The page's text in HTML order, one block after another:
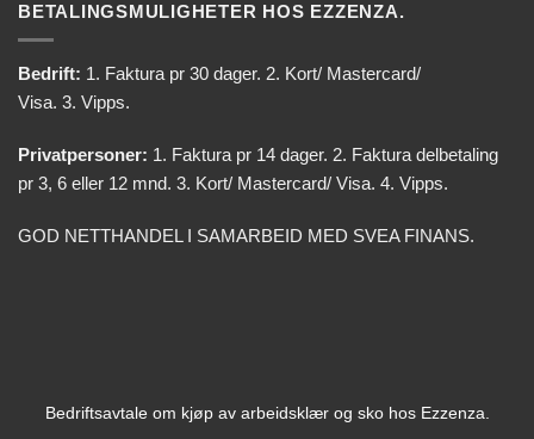
BETALINGSMULIGHETER HOS EZZENZA.
Bedrift: 1. Faktura pr 30 dager. 2. Kort/ Mastercard/
Visa. 3. Vipps.
Privatpersoner: 1. Faktura pr 14 dager. 2. Faktura delbetaling
pr 3, 6 eller 12 mnd. 3. Kort/ Mastercard/ Visa. 4. Vipps.
GOD NETTHANDEL I SAMARBEID MED SVEA FINANS.
Bedriftsavtale om kjøp av arbeidsklær og sko hos Ezzenza.